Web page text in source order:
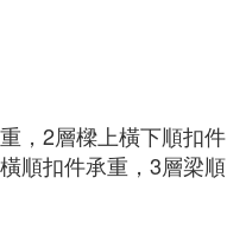
，2層樑上橫下順扣件
順扣件承重，3層梁順